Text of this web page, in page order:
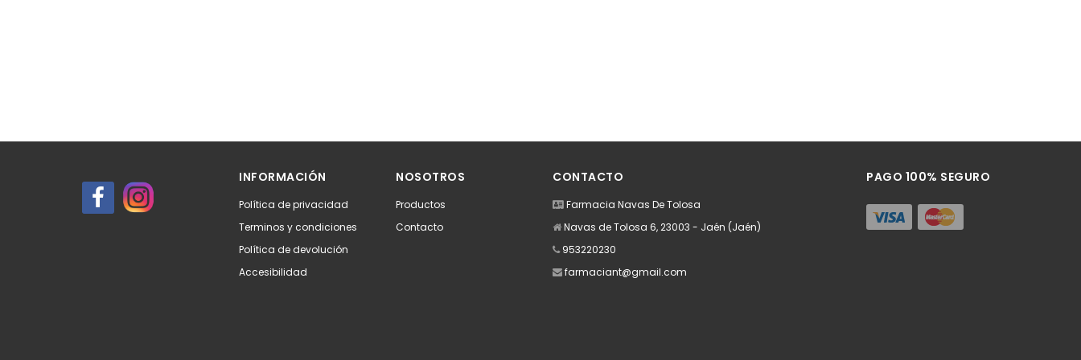
INFORMACIÓN
Política de privacidad
Terminos y condiciones
Política de devolución
Accesibilidad
NOSOTROS
Productos
Contacto
CONTACTO
Farmacia Navas De Tolosa
Navas de Tolosa 6, 23003 - Jaén (Jaén)
953220230
farmaciant@gmail.com
PAGO 100% SEGURO